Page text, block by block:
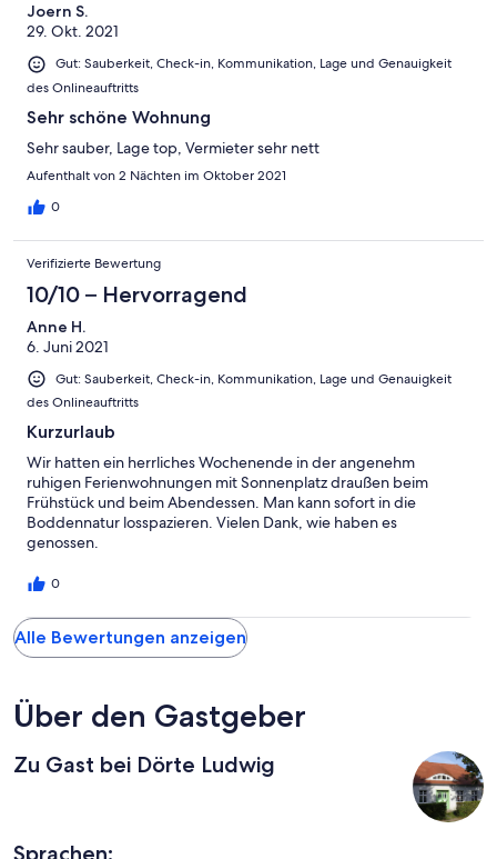
Joern S.
29. Okt. 2021
Gut: Sauberkeit, Check-in, Kommunikation, Lage und Genauigkeit
des Onlineauftritts
Sehr schöne Wohnung
Sehr sauber, Lage top, Vermieter sehr nett
Aufenthalt von 2 Nächten im Oktober 2021
0
Verifizierte Bewertung
10/10 – Hervorragend
Anne H.
6. Juni 2021
Gut: Sauberkeit, Check-in, Kommunikation, Lage und Genauigkeit
des Onlineauftritts
Kurzurlaub
Wir hatten ein herrliches Wochenende in der angenehm
ruhigen Ferienwohnungen mit Sonnenplatz draußen beim
Frühstück und beim Abendessen. Man kann sofort in die
Boddennatur losspazieren. Vielen Dank, wie haben es
genossen.
0
Alle Bewertungen anzeigen
Über den Gastgeber
Zu Gast bei Dörte Ludwig
Sprachen: